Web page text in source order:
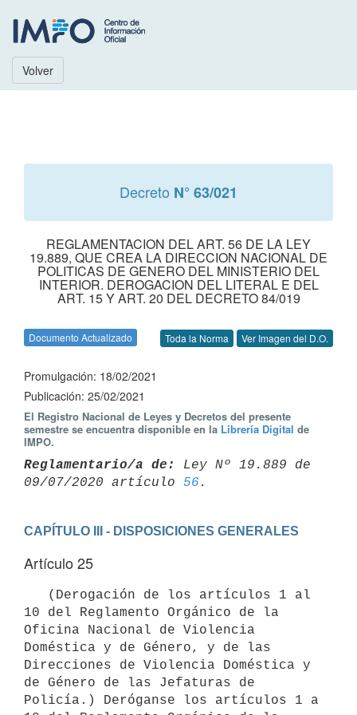
Volver
Decreto N° 63/021
REGLAMENTACION DEL ART. 56 DE LA LEY
19.889, QUE CREA LA DIRECCION NACIONAL DE
POLITICAS DE GENERO DEL MINISTERIO DEL
INTERIOR. DEROGACION DEL LITERAL E DEL
ART. 15 Y ART. 20 DEL DECRETO 84/019
Documento Actualizado Toda la Norma Ver Imagen del D.O.
Promulgación: 18/02/2021
Publicación: 25/02/2021
El Registro Nacional de Leyes y Decretos del presente
semestre se encuentra disponible en la Librería Digital de
IMPO.
Reglamentario/a de:
Ley Nº 19.889 de
09/07/2020 artículo 56
CAPÍTULO III - DISPOSICIONES GENERALES
Artículo 25
10 del Reglamento Orgánico de la
Oficina Nacional de Violencia
Doméstica y de Género, y de las
Direcciones de Violencia Doméstica y
de Género de las Jefaturas de
Policía.) Deróganse los artículos 1 a